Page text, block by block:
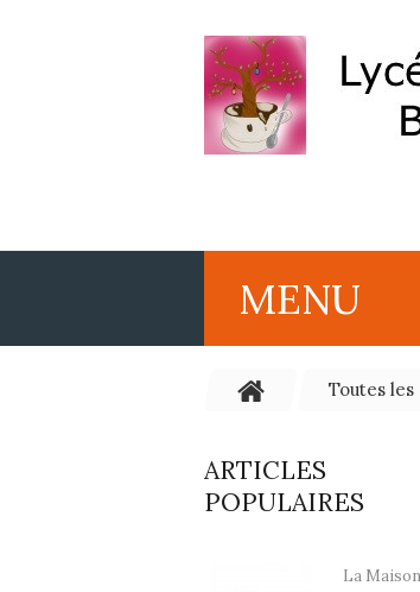
MENU
Toutes les
ARTICLES
POPULAIRES
La